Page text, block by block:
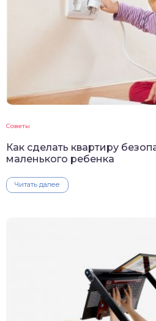
Советы
Как сделать квартиру
маленького ребенка
Читать далее